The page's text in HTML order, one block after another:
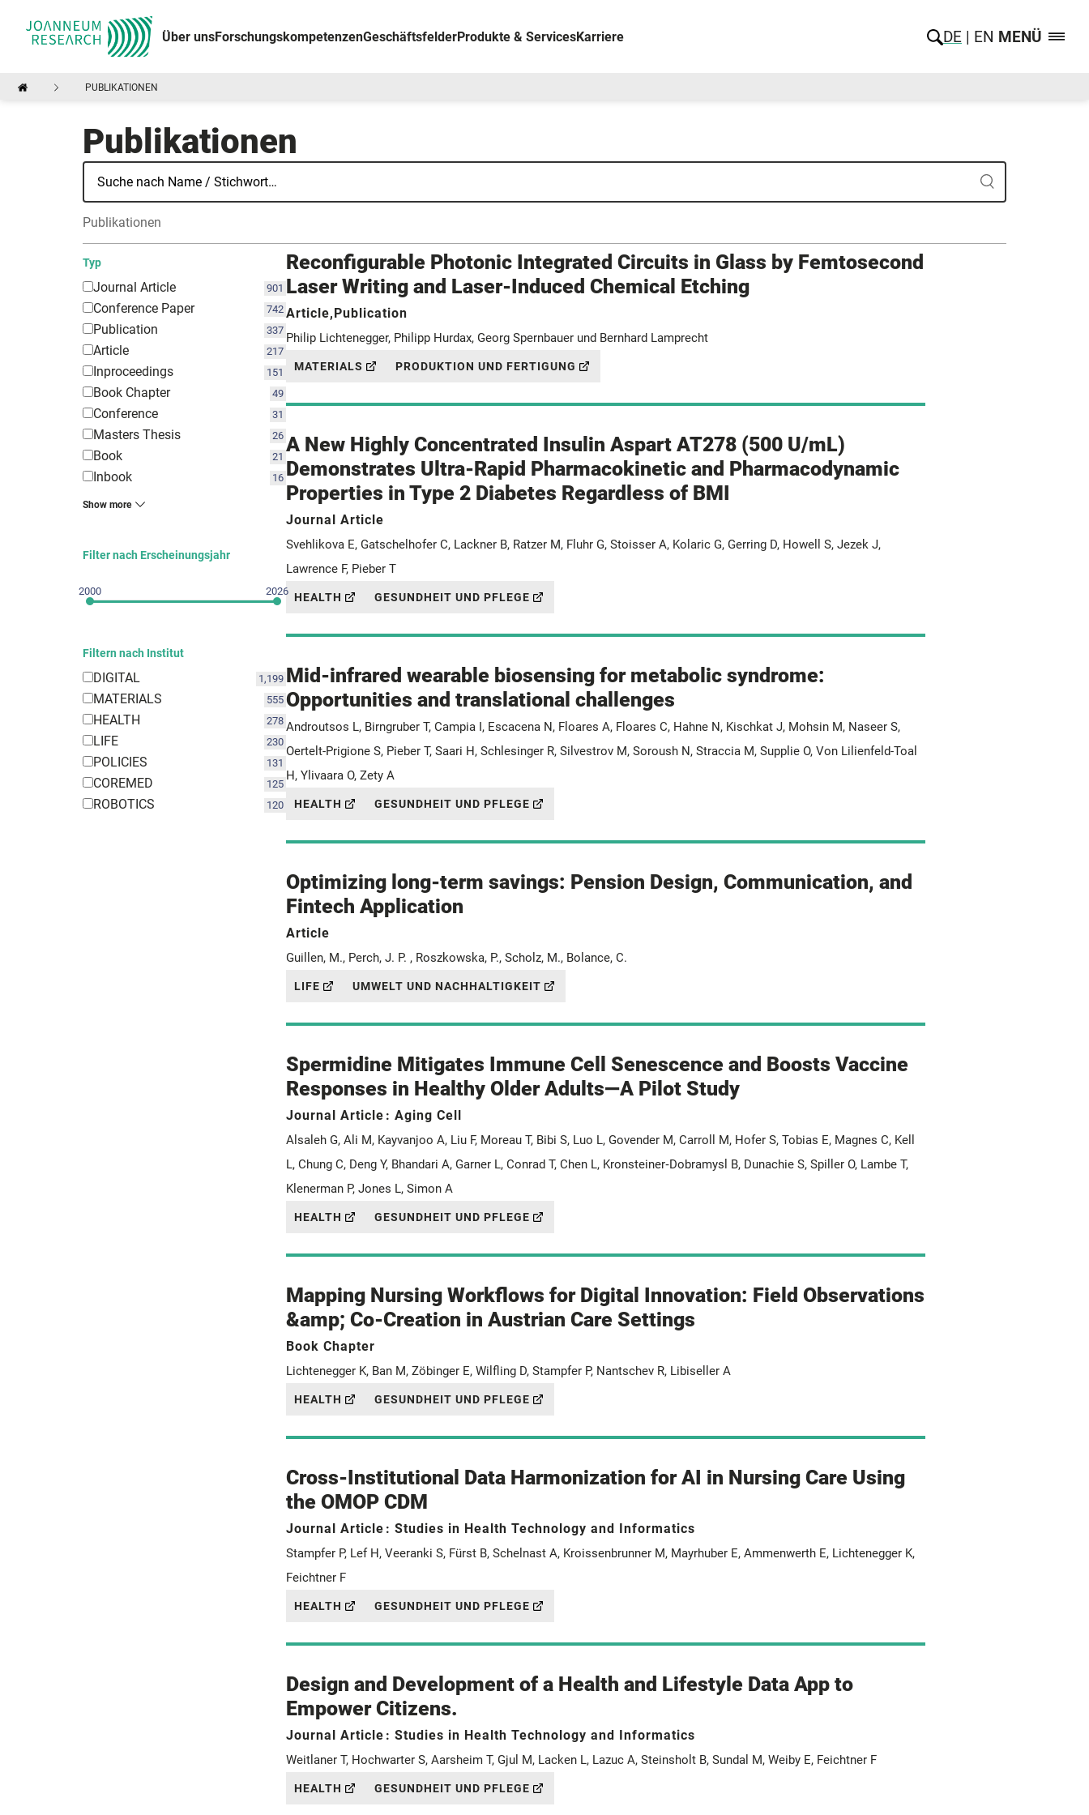
Über unsForschungskompetenzenGeschäftsfelderProdukte & ServicesKarriere DE EN MENÜ
PUBLIKATIONEN
Publikationen
Publikationen
Typ
Journal Article 901
Conference Paper 742
Publication 337
Article 217
Inproceedings 151
Book Chapter 49
Conference 31
Masters Thesis 26
Book 21
Inbook 16
Show more
Filter nach Erscheinungsjahr
2000 2026
Filtern nach Institut
DIGITAL 1,199
MATERIALS 555
HEALTH 278
LIFE 230
POLICIES 131
COREMED 125
ROBOTICS 120
Reconfigurable Photonic Integrated Circuits in Glass by Femtosecond
Laser Writing and Laser-Induced Chemical Etching
Article,Publication
Philip Lichtenegger, Philipp Hurdax, Georg Spernbauer und Bernhard Lamprecht
MATERIALS PRODUKTION UND FERTIGUNG
A New Highly Concentrated Insulin Aspart AT278 (500 U/mL)
Demonstrates Ultra-Rapid Pharmacokinetic and Pharmacodynamic
Properties in Type 2 Diabetes Regardless of BMI
Journal Article
Svehlikova E, Gatschelhofer C, Lackner B, Ratzer M, Fluhr G, Stoisser A, Kolaric G, Gerring D, Howell S, Jezek J,
Lawrence F, Pieber T
HEALTH GESUNDHEIT UND PFLEGE
Mid-infrared wearable biosensing for metabolic syndrome:
Opportunities and translational challenges
Androutsos L, Birngruber T, Campia I, Escacena N, Floares A, Floares C, Hahne N, Kischkat J, Mohsin M, Naseer S,
Oertelt-Prigione S, Pieber T, Saari H, Schlesinger R, Silvestrov M, Soroush N, Straccia M, Supplie O, Von Lilienfeld-Toal
H, Ylivaara O, Zety A
HEALTH GESUNDHEIT UND PFLEGE
Optimizing long-term savings: Pension Design, Communication, and
Fintech Application
Article
Guillen, M., Perch, J. P. , Roszkowska, P., Scholz, M., Bolance, C.
LIFE UMWELT UND NACHHALTIGKEIT
Spermidine Mitigates Immune Cell Senescence and Boosts Vaccine
Responses in Healthy Older Adults—A Pilot Study
Journal Article: Aging Cell
Alsaleh G, Ali M, Kayvanjoo A, Liu F, Moreau T, Bibi S, Luo L, Govender M, Carroll M, Hofer S, Tobias E, Magnes C, Kell
L, Chung C, Deng Y, Bhandari A, Garner L, Conrad T, Chen L, Kronsteiner‐Dobramysl B, Dunachie S, Spiller O, Lambe T,
Klenerman P, Jones L, Simon A
HEALTH GESUNDHEIT UND PFLEGE
Mapping Nursing Workflows for Digital Innovation: Field Observations
&amp; Co-Creation in Austrian Care Settings
Book Chapter
Lichtenegger K, Ban M, Zöbinger E, Wilfling D, Stampfer P, Nantschev R, Libiseller A
HEALTH GESUNDHEIT UND PFLEGE
Cross-Institutional Data Harmonization for AI in Nursing Care Using
the OMOP CDM
Journal Article: Studies in Health Technology and Informatics
Stampfer P, Lef H, Veeranki S, Fürst B, Schelnast A, Kroissenbrunner M, Mayrhuber E, Ammenwerth E, Lichtenegger K,
Feichtner F
HEALTH GESUNDHEIT UND PFLEGE
Design and Development of a Health and Lifestyle Data App to
Empower Citizens.
Journal Article: Studies in Health Technology and Informatics
Weitlaner T, Hochwarter S, Aarsheim T, Gjul M, Lacken L, Lazuc A, Steinsholt B, Sundal M, Weiby E, Feichtner F
HEALTH GESUNDHEIT UND PFLEGE